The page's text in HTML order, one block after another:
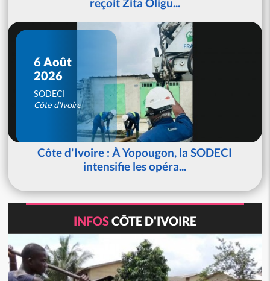
6 Août
2026
SODECI
Côte d'Ivoire
Côte d'Ivoire : À Yopougon, la SODECI
intensifie les opéra...
INFOSCÔTE D'IVOIRE